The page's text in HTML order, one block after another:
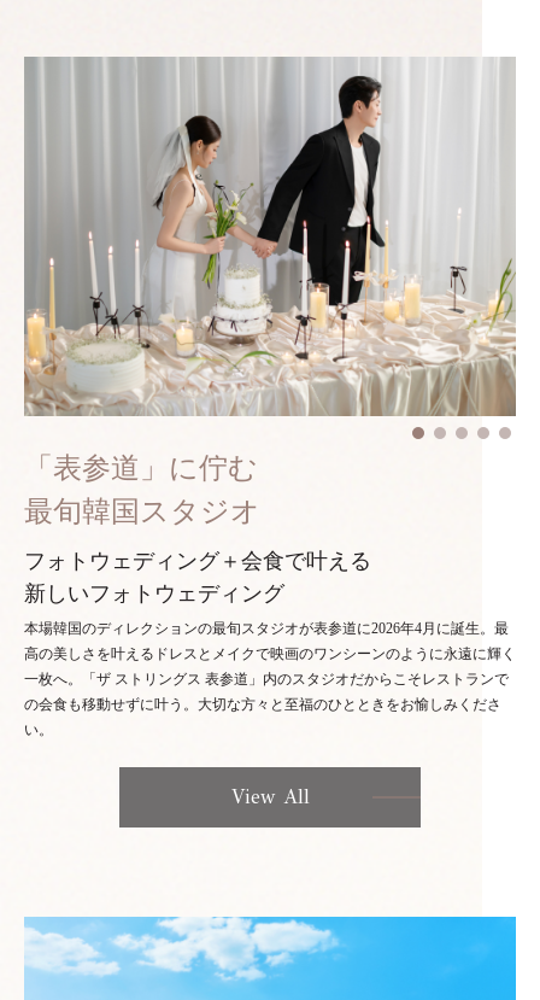
「表参道」に佇む
最旬韓国スタジオ
フォトウェディング＋会食で叶える
新しいフォトウェディング
本場韓国のディレクションの最旬スタジオが表参道に2026年4月に誕生。最
高の美しさを叶えるドレスとメイクで映画のワンシーンのように永遠に輝く
一枚へ。「ザ ストリングス 表参道」内のスタジオだからこそレストランで
の会食も移動せずに叶う。大切な方々と至福のひとときをお愉しみくださ
い。
View All